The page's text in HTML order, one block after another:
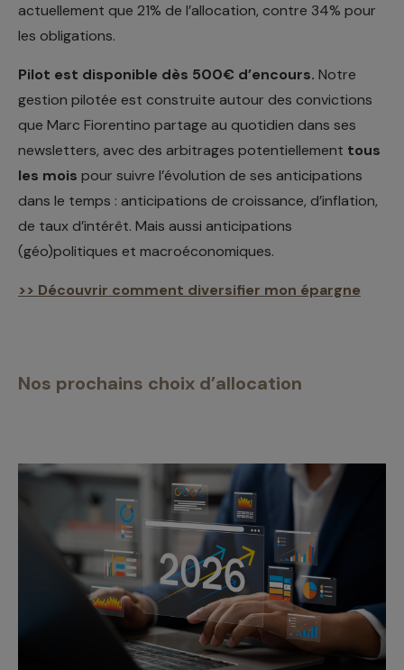
actuellement que 21% de l’allocation, contre 34% pour
les obligations.
Pilot est disponible dès 500€ d’encours. Notre
gestion pilotée est construite autour des convictions
que Marc Fiorentino partage au quotidien dans ses
newsletters, avec des arbitrages potentiellement tous
les mois pour suivre l’évolution de ses anticipations
dans le temps : anticipations de croissance, d’inflation,
de taux d’intérêt. Mais aussi anticipations
(géo)politiques et macroéconomiques.
>> Découvrir comment diversifier mon épargne
Nos prochains choix d’allocation